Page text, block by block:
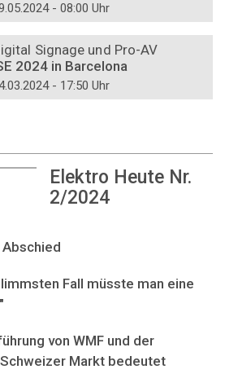
- 08:00 Uhr
Signage und Pro-AV
2024 in Barcelona
- 17:50 Uhr
Elektro Heute Nr.
2/2024
Abschied
Fall müsste man eine
von WMF und der
Markt bedeutet